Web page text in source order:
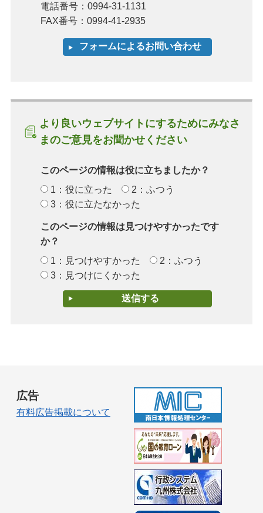
電話番号：0994-31-1131
FAX番号：0994-41-2935
より良いウェブサイトにするためにみなさ
まのご意見をお聞かせください
このページの情報は役に立ちましたか？
1：役に立った
2：ふつう
3：役に立たなかった
このページの情報は見つけやすかったです
か？
1：見つけやすかった
2：ふつう
3：見つけにくかった
広告
有料広告掲載について